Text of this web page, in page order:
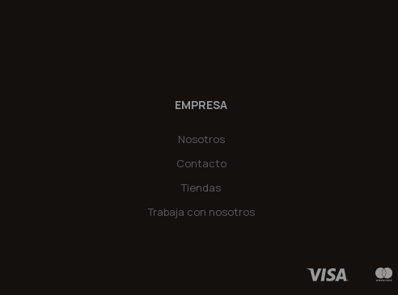
EMPRESA
Nosotros
Contacto
Tiendas
Trabaja con nosotros